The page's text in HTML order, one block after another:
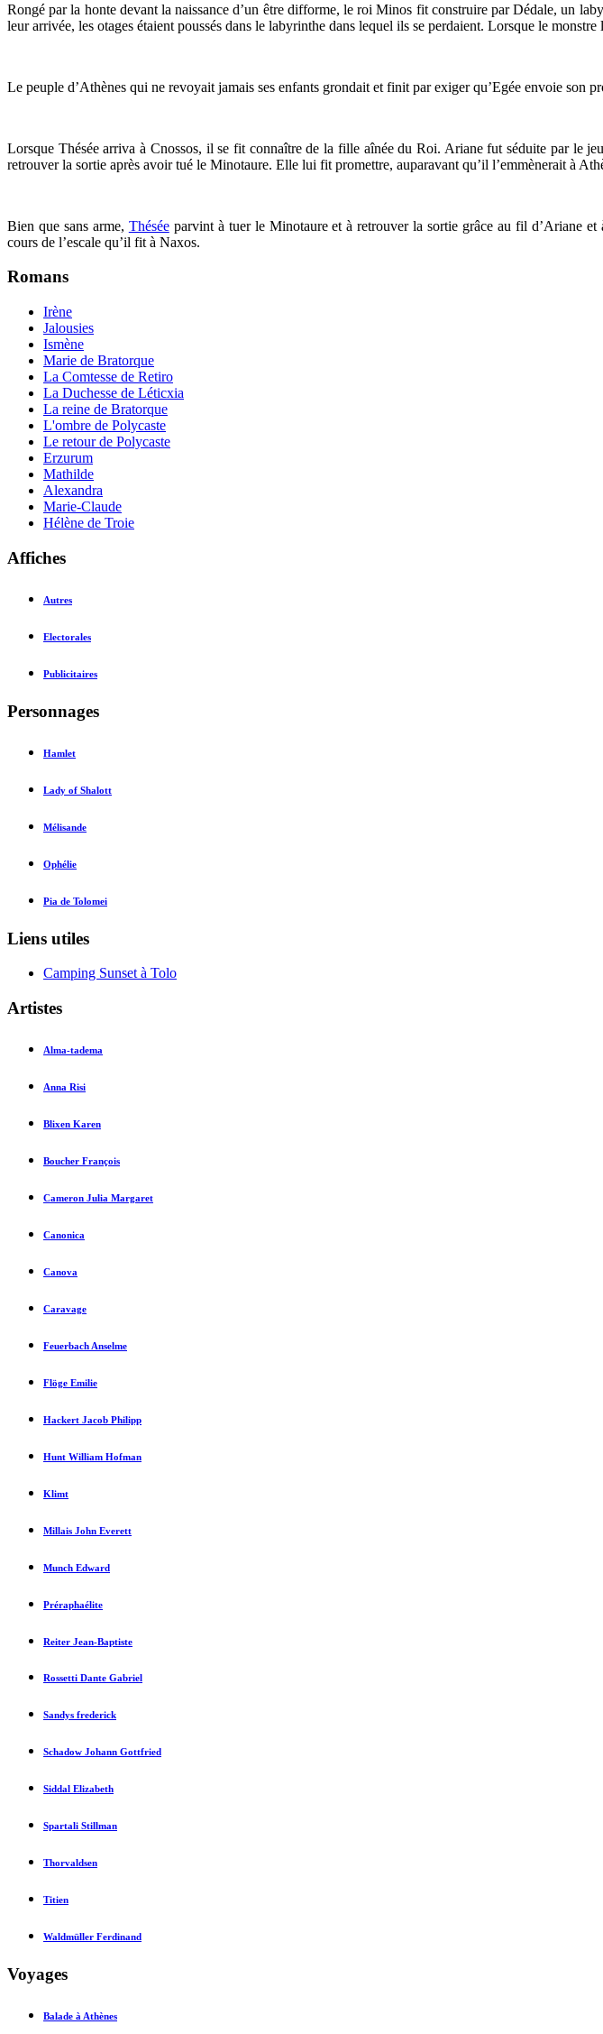
Rongé par la honte devant la naissance d’un être difforme, le roi Minos fit construire par Dédale, un
leur arrivée, les otages étaient poussés dans le labyrinthe dans lequel ils se perdaient. Lorsque le
Le peuple d’Athènes qui ne revoyait jamais ses enfants grondait et finit par exiger qu’Egée envoie son
Lorsque Thésée arriva à Cnossos, il se fit connaître de la fille aînée du Roi. Ariane fut séduite par le
retrouver la sortie après avoir tué le Minotaure. Elle lui fit promettre, auparavant qu’il l’emmènerait à
Bien que sans arme, Théséeparvint à tuer le Minotaure et à retrouver la sortie grâce au fil d’Ariane et
cours de l’escale qu’il fit à Naxos.
Romans
Irène
Jalousies
Ismène
Marie de Bratorque
La Comtesse de Retiro
La Duchesse de Léticxia
La reine de Bratorque
L'ombre de Polycaste
Le retour de Polycaste
Erzurum
Mathilde
Alexandra
Marie-Claude
Hélène de Troie
Affiches
Autres
Electorales
Publicitaires
Personnages
Hamlet
Lady of Shalott
Mélisande
Ophélie
Pia de Tolomei
Liens utiles
Camping Sunset à Tolo
Artistes
Alma-tadema
Anna Risi
Blixen Karen
Boucher François
Cameron Julia Margaret
Canonica
Canova
Caravage
Feuerbach Anselme
Flöge Emilie
Hackert Jacob Philipp
Hunt William Hofman
Klimt
Millais John Everett
Munch Edward
Préraphaélite
Reiter Jean-Baptiste
Rossetti Dante Gabriel
Sandys frederick
Schadow Johann Gottfried
Siddal Elizabeth
Spartali Stillman
Thorvaldsen
Titien
Waldmüller Ferdinand
Voyages
Balade à Athènes